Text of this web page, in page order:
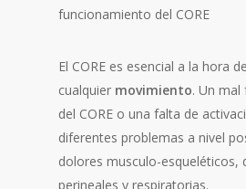
funcionamiento del CORE
El CORE es esencial a la hora
cualquier movimiento. Un
del CORE o una falta de
diferentes problemas a nivel
dolores musculo-esqueléticos,
perineales y respiratorias.